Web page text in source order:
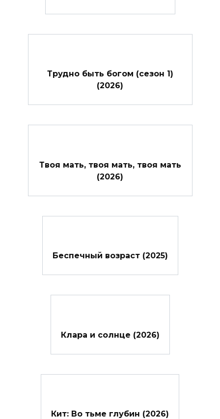
Трудно быть богом (сезон 1)
(2026)
Твоя мать, твоя мать, твоя мать
(2026)
Беспечный возраст (2025)
Клара и солнце (2026)
Кит: Во тьме глубин (2026)